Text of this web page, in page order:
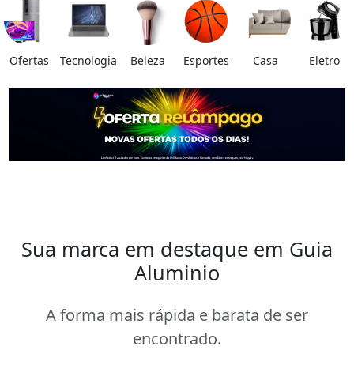
Ofertas Tecnologia Beleza Esportes Casa Eletro
Sua marca em destaque em Guia
Aluminio
A forma mais rápida e barata de ser
encontrado.